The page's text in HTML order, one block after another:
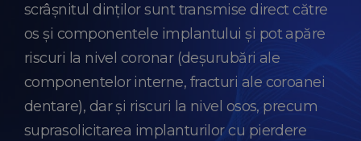
scrâșnitul dinților sunt transmise direct către
os și componentele implantului și pot apăre
riscuri la nivel coronar (deșurubări ale
componentelor interne, fracturi ale coroanei
dentare), dar și riscuri la nivel osos, precum
suprasolicitarea implanturilor cu pierdere